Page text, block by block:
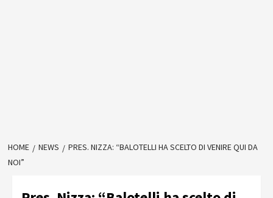
HOME NEWS
PRES. NIZZA: “BALOTELLI HA SCELTO DI VENIRE QUI DA
NOI”